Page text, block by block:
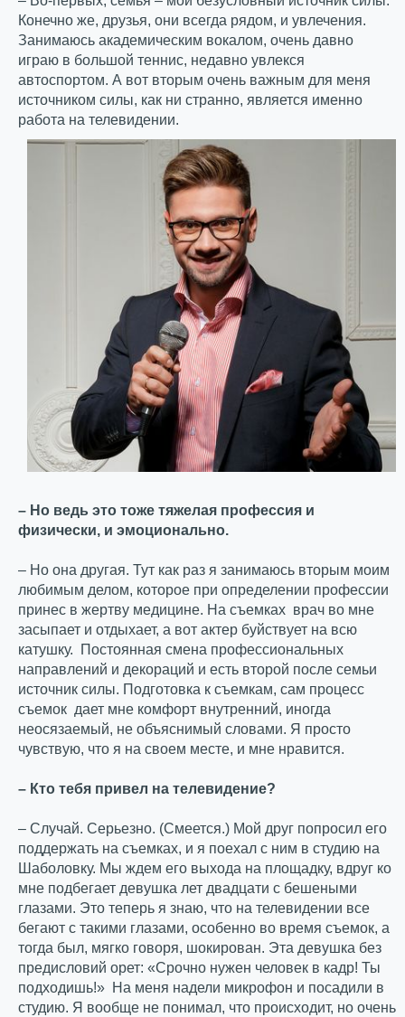
Конечно же, друзья, они всегда рядом, и увлечения.
Занимаюсь академическим вокалом, очень давно
играю в большой теннис, недавно увлекся
автоспортом. А вот вторым очень важным для меня
источником силы, как ни странно, является именно
работа на телевидении.
– Но ведь это тоже тяжелая профессия и
физически, и эмоционально.
– Но она другая. Тут как раз я занимаюсь вторым моим
любимым делом, которое при определении профессии
принес в жертву медицине. На съемках врач во мне
засыпает и отдыхает, а вот актер буйствует на всю
катушку. Постоянная смена профессиональных
направлений и декораций и есть второй после семьи
источник силы. Подготовка к съемкам, сам процесс
съемок дает мне комфорт внутренний, иногда
неосязаемый, не объяснимый словами. Я просто
чувствую, что я на своем месте, и мне нравится.
– Кто тебя привел на телевидение?
– Случай. Серьезно. (Смеется.) Мой друг попросил его
поддержать на съемках, и я поехал с ним в студию на
Шаболовку. Мы ждем его выхода на площадку, вдруг ко
мне подбегает девушка лет двадцати с бешеными
глазами. Это теперь я знаю, что на телевидении все
бегают с такими глазами, особенно во время съемок, а
тогда был, мягко говоря, шокирован. Эта девушка без
предисловий орет: «Срочно нужен человек в кадр! Ты
подходишь!» На меня надели микрофон и посадили в
студию. Я вообще не понимал, что происходит, но очень